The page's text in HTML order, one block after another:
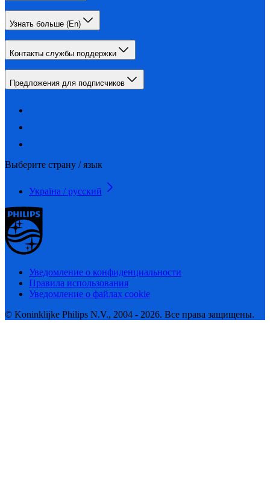
Узнать больше (En)
Контакты службы поддержки
Предложения для подписчиков
Выберите страну / язык
Україна / русский
Уведомление о конфиденциальности
Правила использования
Уведомление о файлах cookie
© Koninklijke Philips N.V., 2004 - 2026. Все права защищены.